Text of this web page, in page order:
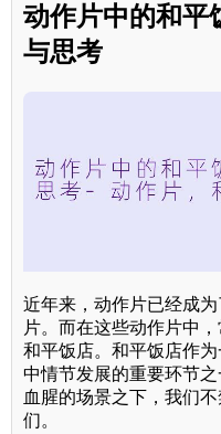
动作片中的和
与思考
近年来，动作片已经成
片。而在这些动作片中
和平饭店。和平饭店作
中情节发展的重要环节
血腥的场景之下，我们
们。